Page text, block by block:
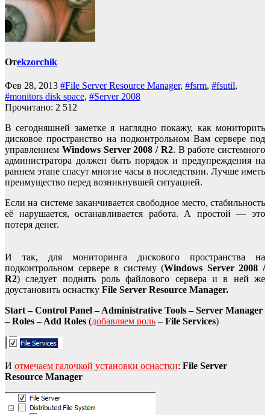
Отekzorchik
Фев 28, 2013 #File Server Resource Manager, #fsrm, #fsutil,
#monitors disk space, #Server 2008
Прочитано: 2 512
В сегодняшней заметке я наглядно покажу, как мониторить
дисковое пространство на подконтрольном Вам сервере под
управлением Windows Server 2008 / R2. В работе системного
администратора должен быть порядок и предупреждения на
раннем этапе спасут многие часы в последствии. Лучше иметь
преимущество перед возникнувшей ситуацией.
Если на системе заканчивается свободное место, стабильность
её нарушается, останавливается работа. А простой — это
потеря денег.
И так, для мониторинга дискового пространства на
подконтрольном сервере в систему (Windows Server 2008 /
R2) следует поднять роль файлового сервера и в ней же
доустановить оснастку File Server Resource Manager.
Start – Control Panel – Administrative Tools – Server Manager
– Roles – Add Roles (добавляем роль – File Services)
И отмечаем галочкой установки оснастки: File Server
Resource Manager